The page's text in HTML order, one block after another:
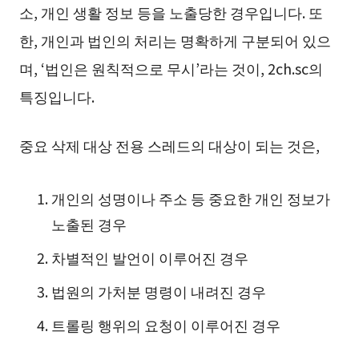
소, 개인 생활 정보 등을 노출당한 경우입니다. 또
한, 개인과 법인의 처리는 명확하게 구분되어 있으
며, ‘법인은 원칙적으로 무시’라는 것이, 2ch.sc의
특징입니다.
중요 삭제 대상 전용 스레드의 대상이 되는 것은,
개인의 성명이나 주소 등 중요한 개인 정보가
노출된 경우
차별적인 발언이 이루어진 경우
법원의 가처분 명령이 내려진 경우
트롤링 행위의 요청이 이루어진 경우